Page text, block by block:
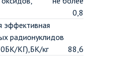
0,8
эффективная
радионуклидов
КГ),БК/кг
88,6